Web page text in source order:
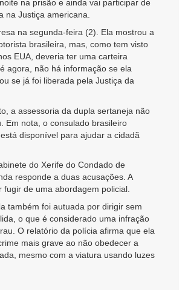
na prisão e ainda vai participar de
na Justiça americana.
na segunda-feira (2). Ela mostrou a
brasileira, mas, como tem visto
EUA, deveria ter uma carteira
agora, não há informação se ela
se já foi liberada pela Justiça da
a assessoria da dupla sertaneja não
Em nota, o consulado brasileiro
disponível para ajudar a cidadã
do Xerife do Condado de
responde a duas acusações. A
fugir de uma abordagem policial.
também foi autuada por dirigir sem
o que é considerado uma infração
O relatório da polícia afirma que ela
mais grave ao não obedecer a
mesmo com a viatura usando luzes